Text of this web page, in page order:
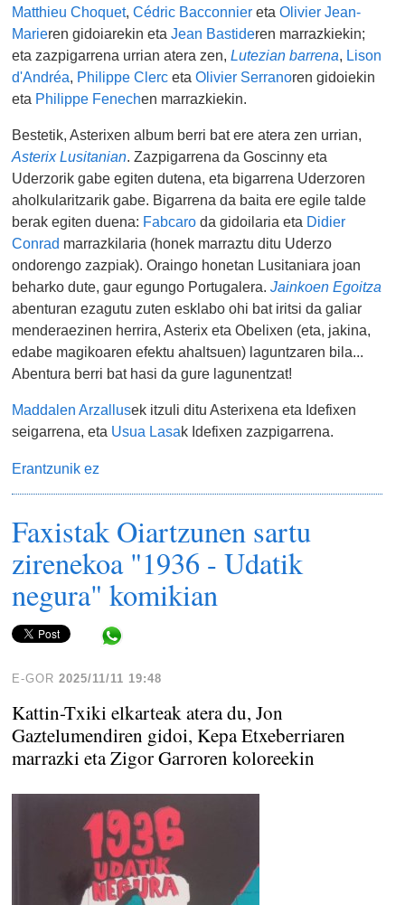
Matthieu Choquet,Cédric Bacconnier etaOlivier Jean-
Marieren gidoiarekin etaJean Bastideren marrazkiekin;
eta zazpigarrena urrian atera zen,Lutezian barrena, Lison
d'Andréa, Philippe Clerc etaOlivier Serranoren gidoiekin
eta Philippe Fenechen marrazkiekin.
Bestetik, Asterixen album berri bat ere atera zen urrian,
Asterix Lusitanian. Zazpigarrena da Goscinny eta
Uderzorik gabe egiten dutena, eta bigarrena Uderzoren
aholkularitzarik gabe. Bigarrena da baita ere egile talde
berak egiten duena: Fabcaro da gidoilaria eta Didier
Conrad marrazkilaria (honek marraztu ditu Uderzo
ondorengo zazpiak).Oraingo honetan Lusitaniara joan
beharko dute, gaur egungo Portugalera.Jainkoen Egoitza
abenturanezagutu zuten esklabo ohi bat iritsi dagaliar
menderaezinen herrira, Asterix eta Obelixen (eta, jakina,
edabe magikoaren efektu ahaltsuen) laguntzaren bila...
Abentura berri bat hasi da gure lagunentzat!
Maddalen Arzallusek itzuli ditu Asterixena eta Idefixen
seigarrena, eta Usua Lasak Idefixen zazpigarrena.
Erantzunik ez
Faxistak Oiartzunen sartu
zirenekoa "1936 - Udatik
negura" komikian
E-GOR 2025/11/11 19:48
Kattin-Txiki elkarteak atera du, Jon
Gaztelumendiren gidoi, Kepa Etxeberriaren
marrazki eta Zigor Garroren koloreekin